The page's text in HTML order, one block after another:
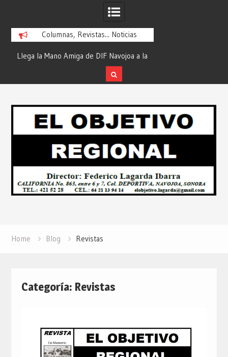
Columnas, Revistas... Noticias
¡En Etchojoa es Momento de Actuar por
la Salud de Nuestras Familias!… Desde:
Redacción “El Objetivo Regional”.
Objetivo
Home Blog Revistas
Categoría: Revistas